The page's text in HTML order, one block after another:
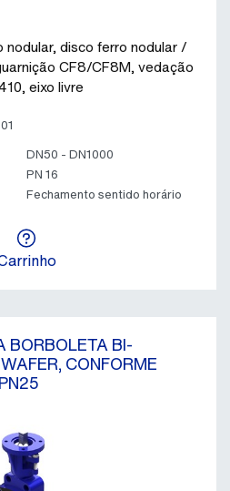
disco ferro nodular /
CF8/CF8M, vedação
eixo livre
DN50 - DN1000
PN 16
Fechamento sentido horário
BORBOLETA BI-
CONFORME